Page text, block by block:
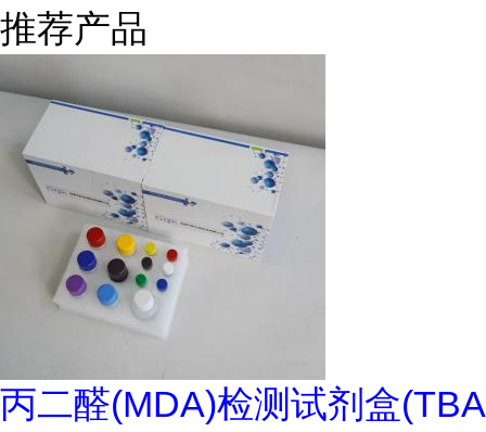
推荐产品
丙二醛(MDA)检测试剂盒(TBA